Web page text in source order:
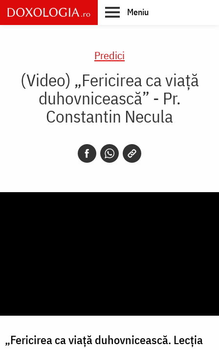
Skip
to
main
Meniu
Predici
(Video) „Fericirea ca viață
duhovnicească” - Pr.
Constantin Necula
„Fericirea ca viață duhovnicească. Lecția